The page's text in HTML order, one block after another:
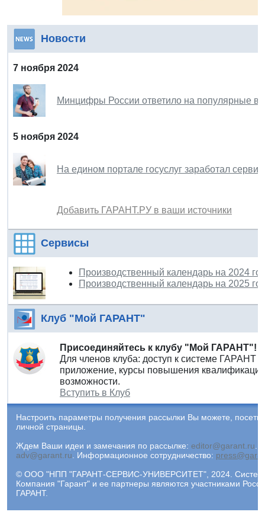
Новости
7 ноября 2024
Минцифры России ответило на популярные
5 ноября 2024
На едином портале госуслуг заработал
Добавить ГАРАНТ.РУ в ваши источники
Сервисы
Производственный календарь на 2024
Производственный календарь на 2025
Клуб "Мой ГАРАНТ"
Присоединяйтесь к клубу "Мой ГАРАНТ"!
Для членов клуба: доступ к системе ГАРАНТ
приложение, курсы повышения
возможности.
Вступить в Клуб
Настроить параметры получения рассылки Вы можете,
личной страницы.
Ждем Ваши идеи и замечания по рассылке: editor@garant.ru
adv@garant.ru
Информационное сотрудничество:
© ООО "НПП "ГАРАНТ-СЕРВИС-УНИВЕРСИТЕТ", 2024. Система
Компания "Гарант" и ее партнеры являются участниками
ГАРАНТ.